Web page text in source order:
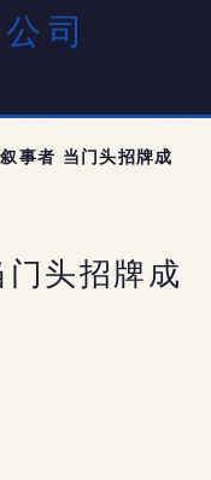
司
事者 当门头招牌成
头招牌成